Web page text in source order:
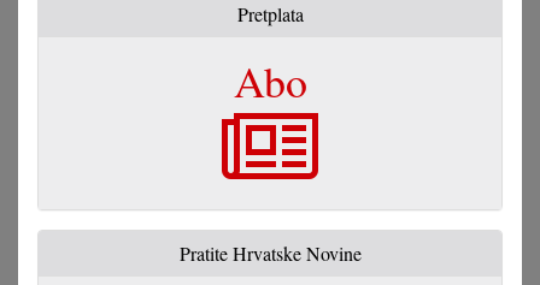
Pretplata
Abo
Pratite Hrvatske Novine